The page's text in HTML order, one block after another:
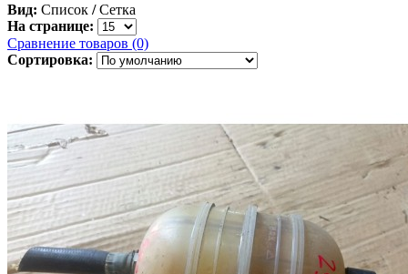
Вид: Список / Сетка
На странице:
Сравнение товаров (0)
Сортировка: